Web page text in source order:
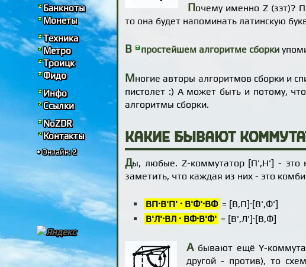
Банкноты
Монеты
Техника
Метро
Троицк
Фидо
Инфо
Ссылки
NoZDR
Контакты
• Онлайн: 2
Почему именно Z (зэт)?
то она будет напоминать латинскую
В простейшем алгоритме сборки
Многие авторы алгоритмов сборки и
пистолет :) А может быть и потому,
алгоритмы сборки.
Какие бывают
Ды, любые. Z-коммутатор [П',Н'] - это
заметить, что каждая из них - это
ВП·В'П' · В'Ф'·ВФ = [В,П]·[В',Ф']
В'Л'·ВЛ · ВФ·В'Ф' = [В',Л']·[В,Ф]
А бывают ещё Y-
другой - против), то